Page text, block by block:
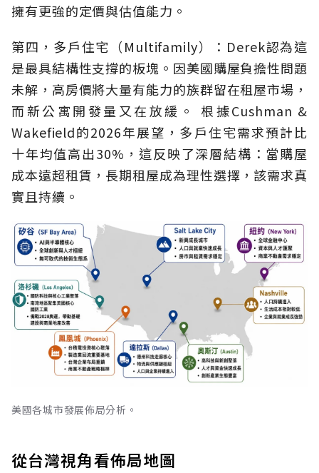
擁有更強的定價與估值能力。
第四，多戶住宅（Multifamily）：Derek認為這
是最具結構性支撐的板塊。因美國購屋負擔性問題
未解，高房價將大量有能力的族群留在租屋市場，
而新公寓開發量又在放緩。 根據Cushman &
Wakefield的2026年展望，多戶住宅需求預計比
十年均值高出30%，這反映了深層結構：當購屋
成本遠超租賃，長期租屋成為理性選擇，該需求真
實且持續。
美國各城市發展佈局分析。
從台灣視角看佈局地圖